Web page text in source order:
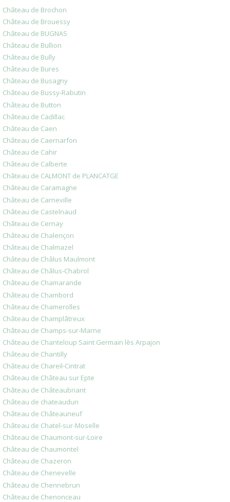
Château de Brochon
Château de Brouessy
Château de BUGNAS
Château de Bullion
Château de Bully
Château de Bures
Château de Busagny
Château de Bussy-Rabutin
Château de Button
Château de Cadillac
Château de Caen
Château de Caernarfon
Château de Cahir
Château de Calberte
Château de CALMONT de PLANCATGE
Château de Caramagne
Château de Carneville
Château de Castelnaud
Château de Cernay
Château de Chalençon
Château de Chalmazel
Château de Châlus Maulmont
Château de Châlus-Chabrol
Château de Chamarande
Château de Chambord
Château de Chamerolles
Château de Champlâtreux
Château de Champs-sur-Marne
Château de Chanteloup Saint Germain lès Arpajon
Château de Chantilly
Château de Chareil-Cintrat
Château de Château sur Epte
Château de Châteaubriant
Château de chateaudun
Château de Châteauneuf
Château de Chatel-sur-Moselle
Château de Chaumont-sur-Loire
Château de Chaumontel
Château de Chazeron
Château de Chenevelle
Château de Chennebrun
Château de Chenonceau